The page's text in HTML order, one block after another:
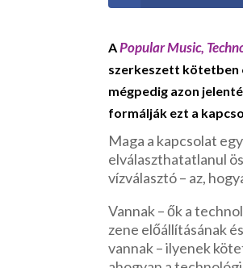
APopular Music,
szerkeszett kötetben
mégpedig azon
formálják ezt a
Maga a kapcsolat
elválaszthatatlanul
vízválasztó – az,
Vannak – ők a
zene előállításának
vannak – ilyenek